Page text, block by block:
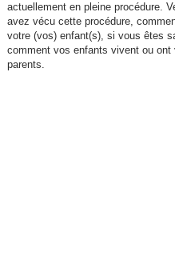
actuellement en pleine procédure.
avez vécu cette procédure,
votre (vos) enfant(s), si vous êtes
comment vos enfants vivent ou
parents.